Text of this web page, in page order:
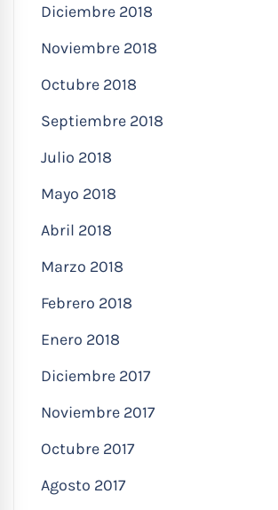
Diciembre 2018
Noviembre 2018
Octubre 2018
Septiembre 2018
Julio 2018
Mayo 2018
Abril 2018
Marzo 2018
Febrero 2018
Enero 2018
Diciembre 2017
Noviembre 2017
Octubre 2017
Agosto 2017